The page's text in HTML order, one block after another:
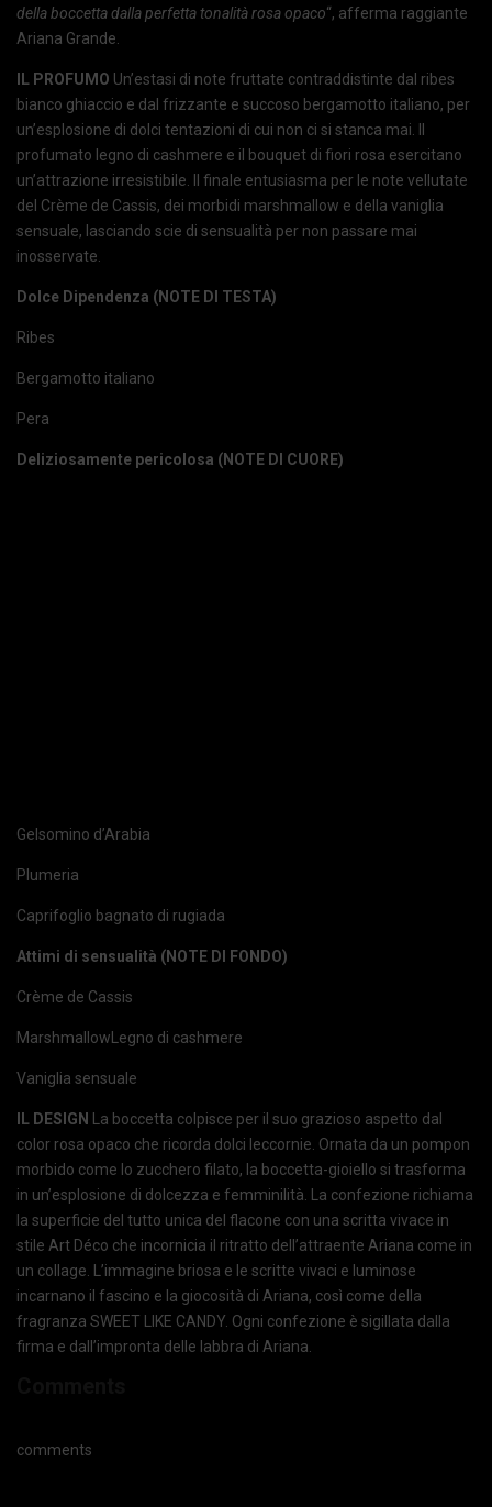
della boccetta dalla perfetta tonalità rosa opaco“, afferma raggiante
Ariana Grande.
IL PROFUMO Un’estasi di note fruttate contraddistinte dal ribes
bianco ghiaccio e dal frizzante e succoso bergamotto italiano, per
un’esplosione di dolci tentazioni di cui non ci si stanca mai. Il
profumato legno di cashmere e il bouquet di fiori rosa esercitano
un’attrazione irresistibile. Il finale entusiasma per le note vellutate
del Crème de Cassis, dei morbidi marshmallow e della vaniglia
sensuale, lasciando scie di sensualità per non passare mai
inosservate.
Dolce Dipendenza (NOTE DI TESTA)
Ribes
Bergamotto italiano
Pera
Deliziosamente pericolosa (NOTE DI CUORE)
Gelsomino d’Arabia
Plumeria
Caprifoglio bagnato di rugiada
Attimi di sensualità (NOTE DI FONDO)
Crème de Cassis
MarshmallowLegno di cashmere
Vaniglia sensuale
IL DESIGN
La boccetta colpisce per il suo grazioso aspetto dal
color rosa opaco che ricorda dolci leccornie. Ornata da un pompon
morbido come lo zucchero filato, la boccetta-gioiello si trasforma
in un’esplosione di dolcezza e femminilità. La confezione richiama
la superficie del tutto unica del flacone con una scritta vivace in
stile Art Déco che incornicia il ritratto dell’attraente Ariana come in
un collage. L’immagine briosa e le scritte vivaci e luminose
incarnano il fascino e la giocosità di Ariana, così come della
fragranza SWEET LIKE CANDY. Ogni confezione è sigillata dalla
firma e dall’impronta delle labbra di Ariana.
comments